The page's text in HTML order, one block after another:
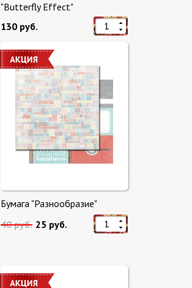
"Butterfly Effect"
130 руб.
Бумага "Разнообразие"
40 руб. 25 руб.